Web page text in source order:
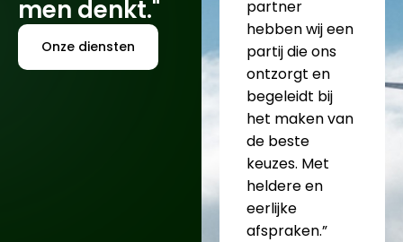
men denkt."
Onze diensten
partner
hebben wij een
partij die ons
ontzorgt en
begeleidt bij
het maken van
de beste
keuzes. Met
heldere en
eerlijke
afspraken.”